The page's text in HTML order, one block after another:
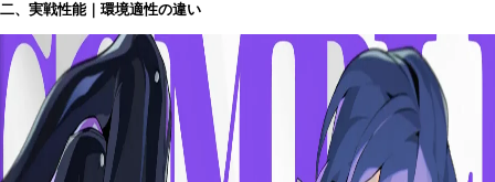
二、実戦性能｜環境適性の違い